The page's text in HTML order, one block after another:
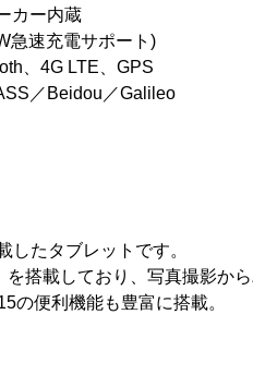
ー内蔵
速充電サポート)
4G LTE、GPS
Beidou／Galileo
したタブレットです。
搭載しており、写真撮影か
の便利機能も豊富に搭載。